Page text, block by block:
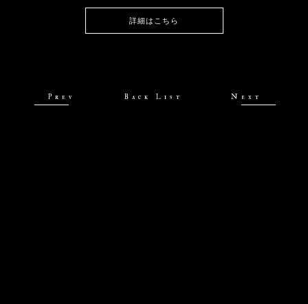
詳細はこちら
Prev Back List Next